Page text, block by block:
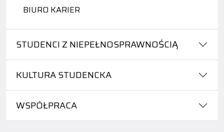
BIURO KARIER
STUDENCI Z NIEPEŁNOSPRAWNOŚCIĄ
KULTURA STUDENCKA
WSPÓŁPRACA